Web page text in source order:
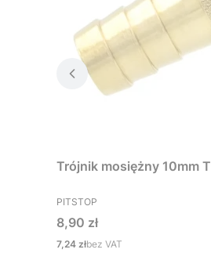
Trójnik mosiężny 10mm T
PRODUCENT
PITSTOP
Cena
8,90 zł
Cena
7,24 złbez VAT